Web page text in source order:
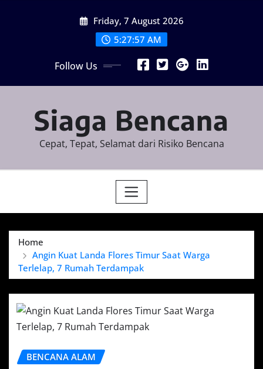
Friday, 7 August 2026
5:27:58 AM
Follow Us
Siaga Bencana
Cepat, Tepat, Selamat dari Risiko Bencana
Home
Angin Kuat Landa Flores Timur Saat Warga
Terlelap, 7 Rumah Terdampak
BENCANA ALAM